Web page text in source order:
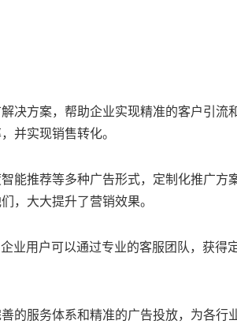
决方案，帮助企业实现精准的客户引
并实现销售转化。
能推荐等多种广告形式，定制化推广
，大大提升了营销效果。
业用户可以通过专业的客服团队，获
的服务体系和精准的广告投放，为各